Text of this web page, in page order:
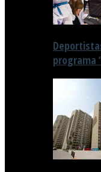
programa